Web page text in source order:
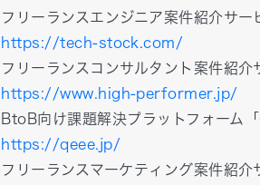
フリーランスエンジニア案件紹介サー
https://tech-stock.com/
フリーランスコンサルタント案件紹介
https://www.high-performer.jp/
BtoB向け課題解決プラットフォーム「
https://qeee.jp/
フリーランスマーケティング案件紹介